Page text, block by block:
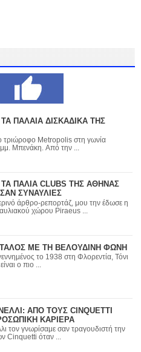
ΠΑΛΑΙΑ ΔΙΣΚΑΔΙΚΑ ΤΗΣ
τριώροφο Metropolis στη γωνία
Πανεπιστημίου και Εμμ. Μπενάκη. Από την ...
ΤΑ ΠΑΛΙΑ CLUBS ΤΗΣ ΑΘΗΝΑΣ
ΣΥΝΑΥΛΙΕΣ
άρθρο-ρεπορτάζ, μου την έδωσε η
χώρου Piraeus ...
ΜΕ ΤΗ ΒΕΛΟΥΔΙΝΗ ΦΩΝΗ
το 1938 στη Φλορεντία, Τόνι
ο πιο ...
ΑΠΟ ΤΟΥΣ CINQUETTI
ΚΑΡΙΕΡΑ
την
Cinquetti όταν ...